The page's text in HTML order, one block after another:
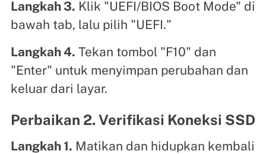
Langkah 3. Klik "UEFI/BIOS Boot Mode" di
bawah tab, lalu pilih "UEFI."
Langkah 4. Tekan tombol "F10" dan
"Enter" untuk menyimpan perubahan dan
keluar dari layar.
Perbaikan 2. Verifikasi Koneksi SSD
Langkah 1. Matikan dan hidupkan kembali